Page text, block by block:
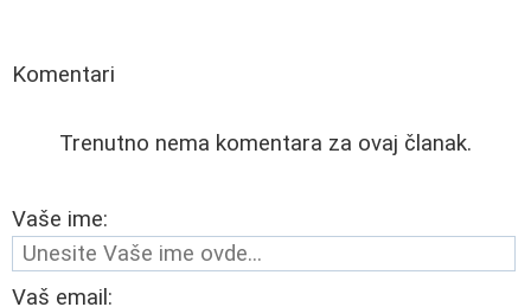
Komentari
Trenutno nema komentara za ovaj članak.
Vaše ime:
Vaš email: